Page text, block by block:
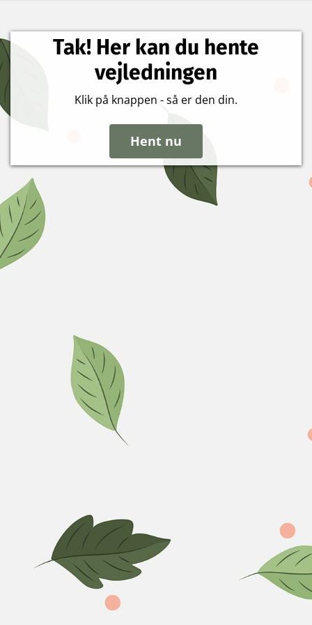
Tak! Her kan du hente
vejledningen
Klik på knappen - så er den din.
Hent nu